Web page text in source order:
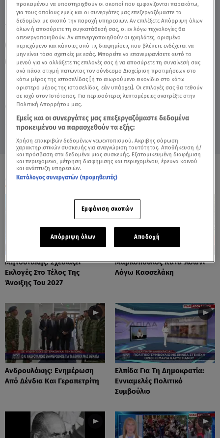
Παρασκευή 7 Αυγούστου 2026
11.05.23, 23:46
ΠΟΛΙΤΙΚΗ
Πηγή: κεντρικό δελτίο ειδήσεων Star
TAGS: ΜΙΛΤΙΑΔΗΣ ΒΑΡΒΙΤΣΙΩΤΗΣ ΜΙΛΕΝΑ ΑΠΟΣΤΟΛΑΚΗ
ΝΔ ΠΑΣΟΚ ΚΙΝΑΛ ΜΑΡΑ ΖΑΧΑΡΕΑ
ΕΚΛΟΓΕΣ
ΕΚΛΟΓΕΣ 2023
ΠΑΡΑΚΟΛΟΥΘΗΣΕΙΣ
ΟΛΑ ΤΑ ΒΙΝΤΕΟ
Μητσοτάκης: Σχεδιάζει
Εκλογές Στο Τέλος Της
Άνοιξης Του 2027
Μαρκόπουλος Κατά Άδωνι
Λόγω Κασσελάκη
Ανδρουλάκης: Ενημέρωση
Από Δένδια Και Γεραπετρίτη
Ελπίδα Για Τη Δημοκρατία:
Εννιαμελές Πολιτικό
Συμβούλιο
προκειμένου να υποστηριχθούν οι σκοποί που εμφανίζονται παρακάτω,
για τους οποίους εμείς και οι συνεργάτες μας επεξεργαζόμαστε τα
δεδομένα με σκοπό την παροχή υπηρεσιών. Αν επιλέξετε Απόρριψη όλων
όλων ή αποσύρετε τη συγκατάθεσή σας, οι εν λόγω τεχνολογίες θα
απενεργοποιηθούν. Αν απενεργοποιηθούν οι ιχνηλάτες, ορισμένο
περιεχόμενο και κάποιες από τις διαφημίσεις που βλέπετε ενδέχεται να
μην είναι τόσο σχετικές με εσάς. Μπορείτε να επανεμφανίσετε αυτό το
μενού για να αλλάξετε τις επιλογές σας ή να αποσύρετε τη συναίνεσή σας
ανά πάσα στιγμή πατώντας τον σύνδεσμο Διαχείριση προτιμήσεων στο
κάτω μέρος της ιστοσελίδας [ή το αιωρούμενο εικονίδιο στο κάτω
αριστερό μέρος της ιστοσελίδας, εάν υπάρχει]. Οι επιλογές σας θα τεθούν
σε ισχύ στον Ιστότοπος. Για περισσότερες λεπτομέρειες ανατρέξτε στην
Πολιτική Απορρήτου μας.
Εμείς και οι συνεργάτες μας επεξεργαζόμαστε δεδομένα
προκειμένου να παρασχεθούν τα εξής:
Χρήση επακριβών δεδομένων γεωεντοπισμού. Ακριβής σάρωση
χαρακτηριστικών συσκευής για αναγνώριση ταυτότητας. Αποθήκευση ή/
και πρόσβαση στα δεδομένα μιας συσκευής. Εξατομικευμένη διαφήμιση
και περιεχόμενο, μέτρηση διαφήμισης και περιεχομένου, έρευνα κοινού
και ανάπτυξη υπηρεσιών.
Κατάλογος συνεργατών (προμηθευτές)
Εμφάνιση σκοπών
Απόρριψη όλων Αποδοχή